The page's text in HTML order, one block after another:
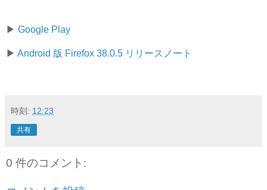
▶︎ Google Play
▶︎ Android 版 Firefox 38.0.5 リリースノート
時刻: 12:23
共有
0 件のコメント: